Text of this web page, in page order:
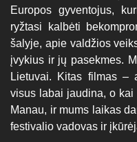
Europos gyventojus,
ryžtasi kalbėti
šalyje, apie valdžios
įvykius ir jų pasekmes.
Lietuvai. Kitas filmas –
visus labai jaudina, o
Manau, ir mums laikas
festivalio vadovas ir